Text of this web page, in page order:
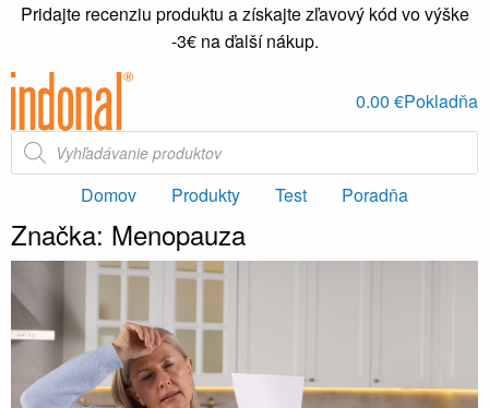
Pridajte recenziu produktu a získajte zľavový kód vo výške
-3€ na ďalší nákup.
0.00 €Pokladňa
Products
search
Domov Produkty Test Poradňa
Značka: Menopauza